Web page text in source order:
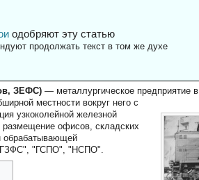
одобряют эту статью
продолжать текст в том же духе
ЗЕФС) — металлургическое предприятие в
местности вокруг него с
узкоколейной железной
офисов, складских
обрабатывающей
"ГЗФС", "ГСПО", "НСПО".